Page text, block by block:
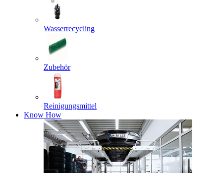
Wasserrecycling
Zubehör
Reinigungsmittel
Know How